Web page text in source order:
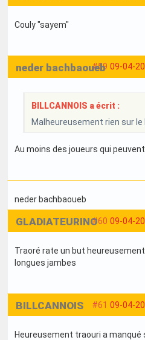
Couly "sayem"
#59 09-04-
neder bachbaoueb
BILLCANNOIS a écrit :
Malheureusement rien sur le
Au moins des joueurs qui
neder bachbaoueb
#60 09-04-
GLADIATEURINO
Traoré rate un but
longues jambes
#61 09-04-
BILLCANNOIS
Heureusement traouri a manqué